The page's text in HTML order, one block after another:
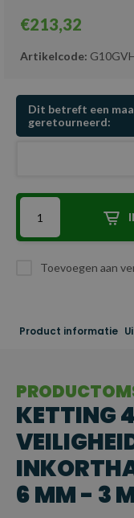
€213,32
Artikelcode:
Dit betreft een
geretourneerd:
Toevoegen aan
Product informatie
KETTING
6 MM - 3